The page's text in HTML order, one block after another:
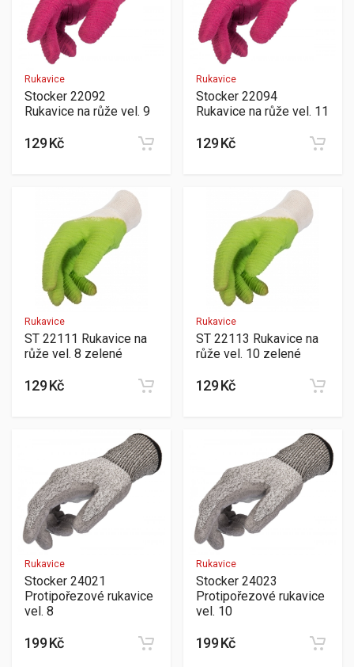
Rukavice
Stocker 22092
Rukavice na růže vel. 9
129 Kč
Rukavice
Stocker 22094
Rukavice na růže vel. 11
129 Kč
Rukavice
ST 22111 Rukavice na
růže vel. 8 zelené
129 Kč
Rukavice
ST 22113 Rukavice na
růže vel. 10 zelené
129 Kč
Rukavice
Stocker 24021
Protipořezové rukavice
vel. 8
199 Kč
Rukavice
Stocker 24023
Protipořezové rukavice
vel. 10
199 Kč